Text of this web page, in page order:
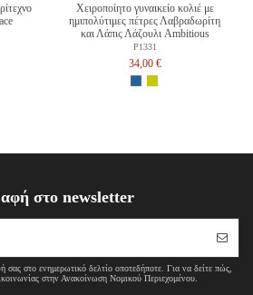
Χειροποίητο γυναικείο κολιέ με
ημιπολύτιμες πέτρες Λαβραδωρίτη
και Λάπις Λάζουλι Ambitious
P1331
34,00 €
στο newsletter
στο ενημερωτικό δελτίο οποτεδήποτε. Για να δείτε πώς,
στην Ανακοίνωση Νομικού Περιεχομένου.